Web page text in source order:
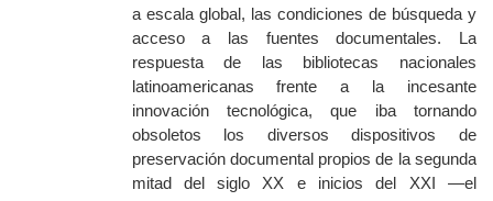
a escala global, las condiciones de búsqueda y
acceso a las fuentes documentales. La
respuesta de las bibliotecas nacionales
latinoamericanas frente a la incesante
innovación tecnológica, que iba tornando
obsoletos los diversos dispositivos de
preservación documental propios de la segunda
mitad del siglo XX e inicios del XXI —el